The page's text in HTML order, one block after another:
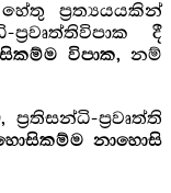
ප්‍රත්‍යයයකින්
දී
විපාක, නම්
ප්‍රවෘත්ති
නාහොසි